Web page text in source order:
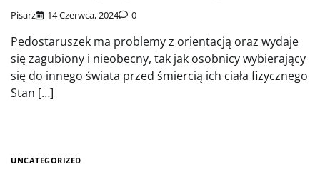
Pisarz 14 Czerwca, 2024 0
Pedostaruszek ma problemy z orientacją oraz wydaje
się zagubiony i nieobecny, tak jak osobnicy wybierający
się do innego świata przed śmiercią ich ciała fizycznego
Stan […]
UNCATEGORIZED